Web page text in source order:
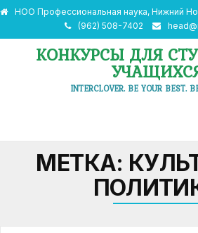
НОО Профессиональная наука, Нижний
(962) 508-7402
КОНКУРСЫ ДЛЯ
INTERCLOVER. BE YOUR BEST.
МЕТКА: